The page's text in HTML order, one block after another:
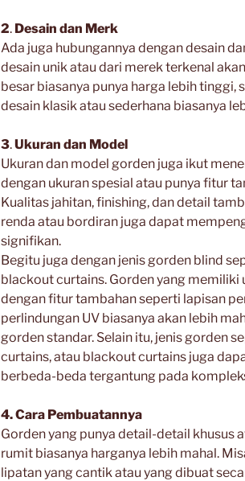
2. Desain dan Merk
Ada juga hubungannya dengan desain
desain unik atau dari merek terkenal
besar biasanya punya harga lebih tinggi,
desain klasik atau sederhana biasanya
3.Ukuran dan Model
Ukuran dan model gorden juga ikut
dengan ukuran spesial atau punya fitur
Kualitas jahitan, finishing, dan detail
renda atau bordiran juga dapat
signifikan.
Begitu juga dengan jenis gorden blind
blackout curtains. Gorden yang memiliki
dengan fitur tambahan seperti lapisan
perlindungan UV biasanya akan lebih
gorden standar. Selain itu, jenis gorden
curtains, atau blackout curtains juga
berbeda-beda tergantung pada
4. Cara Pembuatannya
Gorden yang punya detail-detail khusus
rumit biasanya harganya lebih mahal.
lipatan yang cantik atau yang dibuat